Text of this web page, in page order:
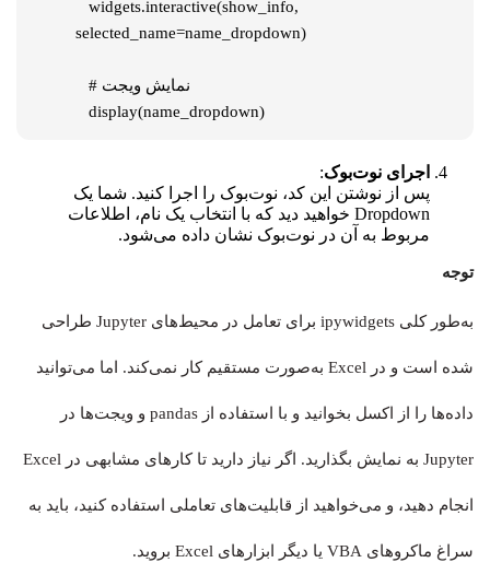
selected_name=name_dropdown)
   display(name_dropdown)
اجرای نوت‌بوک:
پس از نوشتن این کد، نوت‌بوک را اجرا کنید. شما یک
Dropdown خواهید دید که با انتخاب یک نام، اطلاعات
مربوط به آن در نوت‌بوک نشان داده می‌شود.
توجه
به‌طور کلی ipywidgets برای تعامل در محیط‌های Jupyter طراحی
شده است و در Excel به‌صورت مستقیم کار نمی‌کند. اما می‌توانید
داده‌ها را از اکسل بخوانید و با استفاده ازpandas و ویجت‌ها در
Jupyter به نمایش بگذارید. اگر نیاز دارید تا کارهای مشابهی در Excel
انجام دهید، و می‌خواهید از قابلیت‌های تعاملی استفاده کنید، باید به
سراغ ماکروهای VBA یا دیگر ابزارهای Excel بروید.